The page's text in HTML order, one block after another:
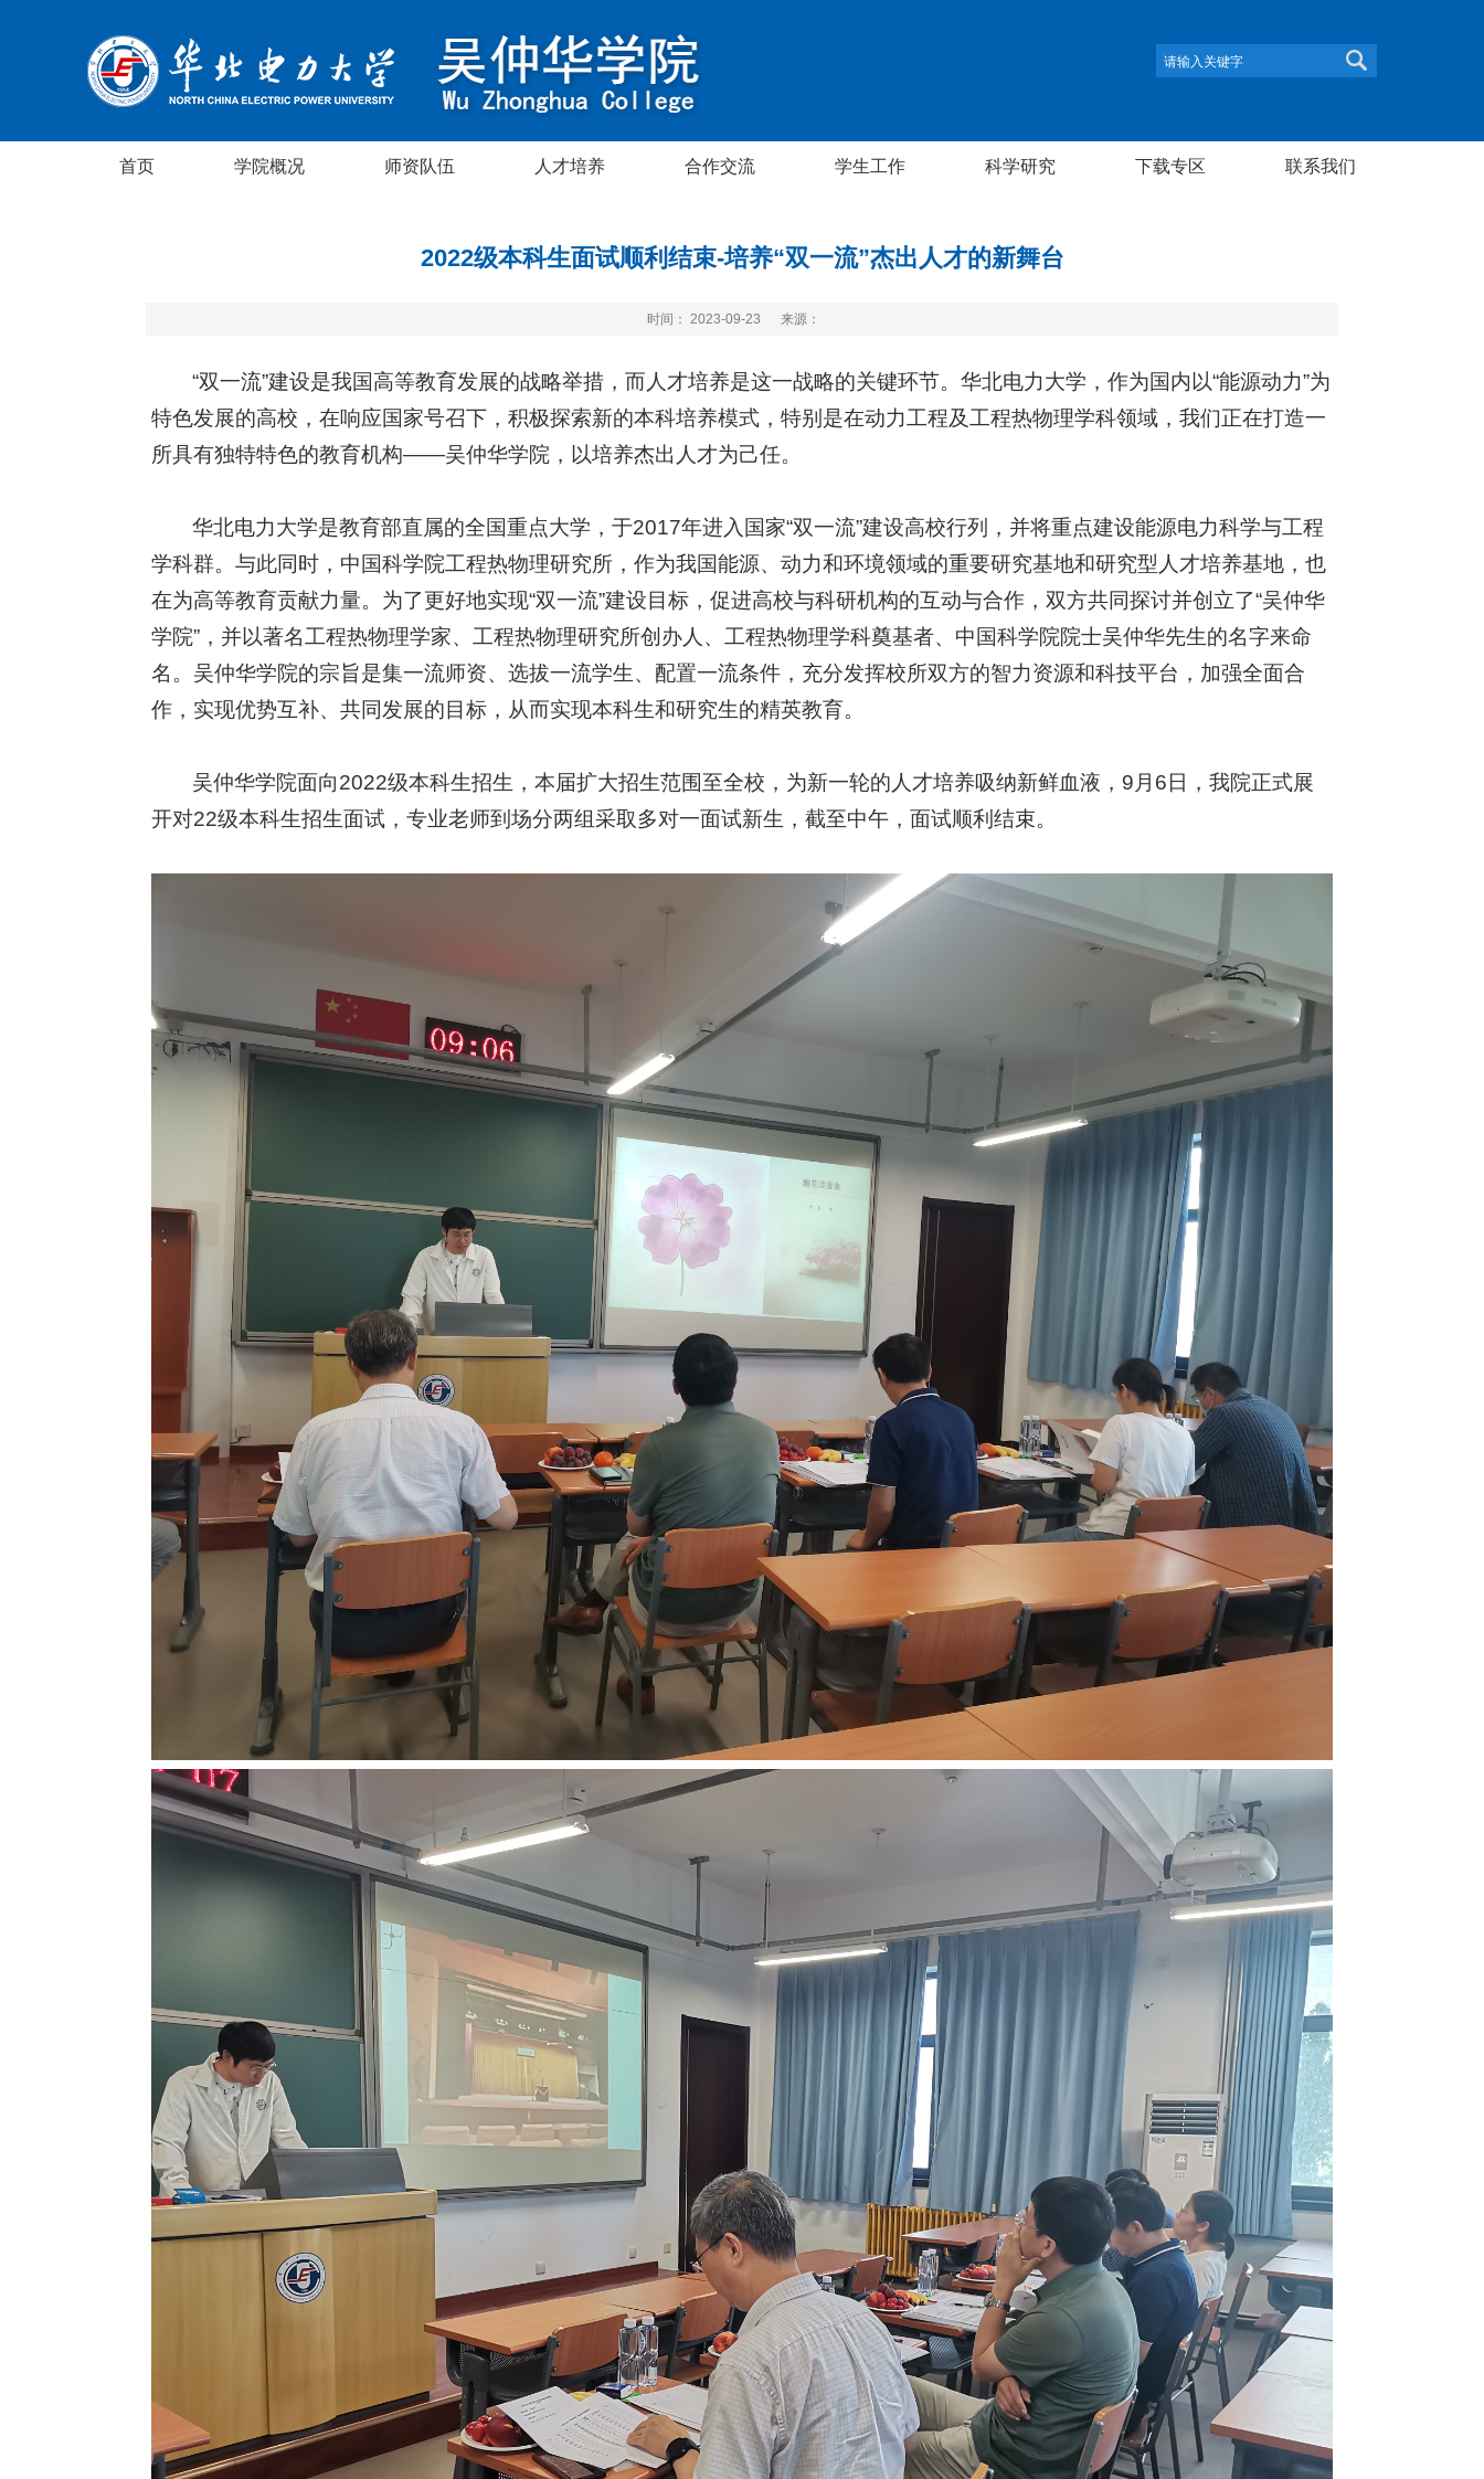
首页 学院概况 师资队伍 人才培养 合作交流 学生工作 科学研究 下载专区 联系我们
2022级本科生面试顺利结束-培养“双一流”杰出人才的新舞台
时间： 2023-09-23 来源：
“双一流”建设是我国高等教育发展的战略举措，而人才培养是这一战略的关键环节。华北电力大学，作为国内以“能源动力”为
特色发展的高校，在响应国家号召下，积极探索新的本科培养模式，特别是在动力工程及工程热物理学科领域，我们正在打造一
所具有独特特色的教育机构——吴仲华学院，以培养杰出人才为己任。
华北电力大学是教育部直属的全国重点大学，于2017年进入国家“双一流”建设高校行列，并将重点建设能源电力科学与工程
学科群。与此同时，中国科学院工程热物理研究所，作为我国能源、动力和环境领域的重要研究基地和研究型人才培养基地，也
在为高等教育贡献力量。为了更好地实现“双一流”建设目标，促进高校与科研机构的互动与合作，双方共同探讨并创立了“吴仲华
学院”，并以著名工程热物理学家、工程热物理研究所创办人、工程热物理学科奠基者、中国科学院院士吴仲华先生的名字来命
名。吴仲华学院的宗旨是集一流师资、选拔一流学生、配置一流条件，充分发挥校所双方的智力资源和科技平台，加强全面合
作，实现优势互补、共同发展的目标，从而实现本科生和研究生的精英教育。
吴仲华学院面向2022级本科生招生，本届扩大招生范围至全校，为新一轮的人才培养吸纳新鲜血液，9月6日，我院正式展
开对22级本科生招生面试，专业老师到场分两组采取多对一面试新生，截至中午，面试顺利结束。